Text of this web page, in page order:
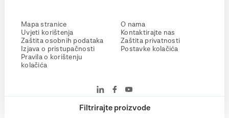
Filtrirajte proizvode
Mapa stranice
Uvjeti korištenja
Zaštita osobnih podataka
Izjava o pristupačnosti
Pravila o korištenju
kolačića
O nama
Kontaktirajte nas
Zaštita privatnosti
Postavke kolačića